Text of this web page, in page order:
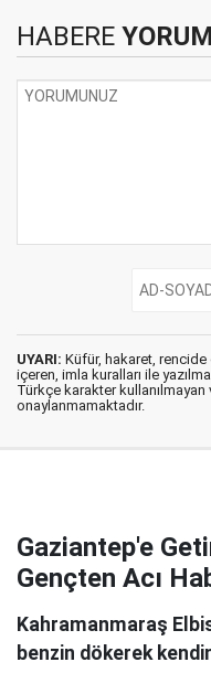
HABERE
UYARI: Küfür, hakaret, rencide
içeren, imla kuralları ile
Türkçe karakter kullanılmayan
onaylanmamaktadır.
Gaziantep'e
Gençten Acı
Kahramanmaraş
benzin dökerek